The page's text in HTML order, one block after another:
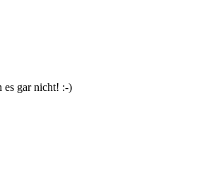
es gar nicht! :-)